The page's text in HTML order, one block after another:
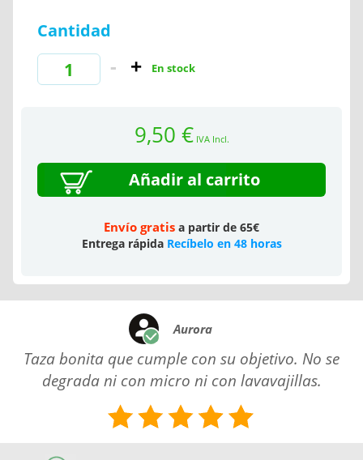
Cantidad
En stock
9,50 €IVA Incl.
Añadir al carrito
Envío gratis a partir de 65€
Entrega rápida Recíbelo en 48 horas
Aurora
Taza bonita que cumple con su objetivo. No se
degrada ni con micro ni con lavavajillas.